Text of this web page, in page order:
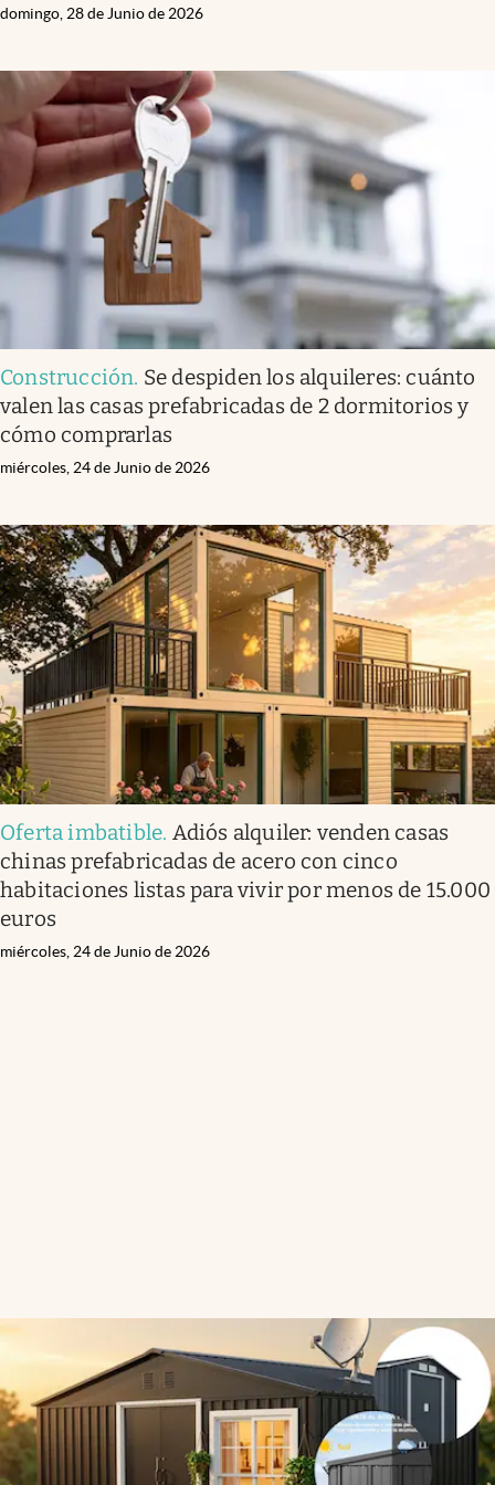
domingo, 28 de Junio de 2026
Construcción. Se despiden los alquileres: cuánto
valen las casas prefabricadas de 2 dormitorios y
cómo comprarlas
miércoles, 24 de Junio de 2026
Oferta imbatible. Adiós alquiler: venden casas
chinas prefabricadas de acero con cinco
habitaciones listas para vivir por menos de 15.000
euros
miércoles, 24 de Junio de 2026